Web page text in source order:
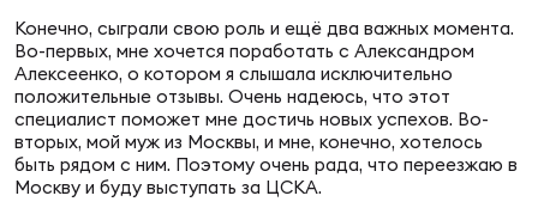
Контакты
Конечно, сыграли свою роль и ещё два важных момента.
Во-первых, мне хочется поработать с Александром
Алексеенко, о котором я слышала исключительно
положительные отзывы. Очень надеюсь, что этот
специалист поможет мне достичь новых успехов. Во-
вторых, мой муж из Москвы, и мне, конечно, хотелось
быть рядом с ним. Поэтому очень рада, что переезжаю в
Москву и буду выступать за ЦСКА.